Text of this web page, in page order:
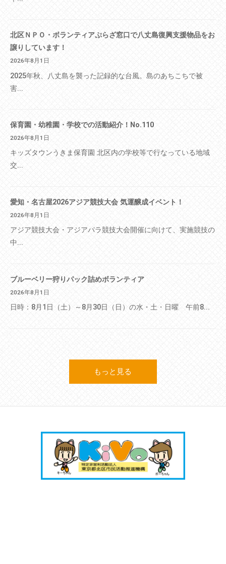
北区ＮＰＯ・ボランティアぷらざ窓口で八丈島復興支援物品をお
譲りしています！
2026年8月1日
2025年秋、八丈島を襲った記録的な台風。島のあちこちで被
害...
保育園・幼稚園・学校での活動紹介！No.110
2026年8月1日
キッズタウンうきま保育園 北区内の学校等で行なっている地域
交...
愛知・名古屋2026アジア競技大会 気運醸成イベント！
2026年8月1日
アジア競技大会・アジアパラ競技大会開催に向けて、実施競技の
中...
ブルーベリー狩りパック詰めボランティア
2026年8月1日
日時：8月1日（土）～8月30日（日）の水・土・日曜 午前8...
もっと見る